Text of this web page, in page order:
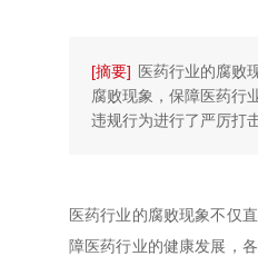
[摘要] 医药行业的腐败
腐败现象，保障医药行
违规行为进行了严厉打击
医药行业的腐败现象不仅
障医药行业的健康发展，